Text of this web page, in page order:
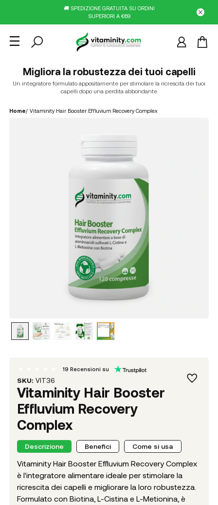
🚚 SPEDIZIONE GRATUITA SU ORDINI
SUPERIORI A €69
Migliora la robustezza dei tuoi capelli
Un integratore formulato appositamente per stimolare la ricrescita dei tuoi
capelli dopo una perdita abbondante
Home/ Vitaminity Hair Booster Effluvium Recovery Complex
SKU: VIT36
Vitaminity Hair Booster
Effluvium Recovery
Complex
19 Recensioni su
Descrizione Benefici Come si usa
Vitaminity Hair Booster Effluvium Recovery Complex
è l'integratore alimentare ideale per stimolare la
ricrescita dei capelli e migliorare la loro robustezza.
Formulato con Biotina, L-Cistina e L-Metionina, è